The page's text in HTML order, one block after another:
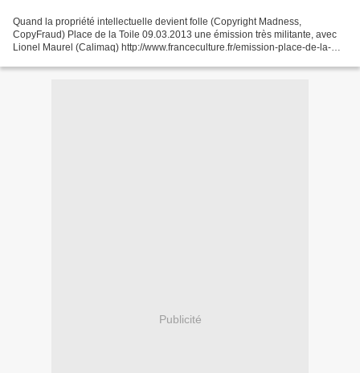
Quand la propriété intellectuelle devient folle (Copyright Madness,
CopyFraud) Place de la Toile 09.03.2013 une émission très militante, avec
Lionel Maurel (Calimaq) http://www.franceculture.fr/emission-place-de-la-
Publicité